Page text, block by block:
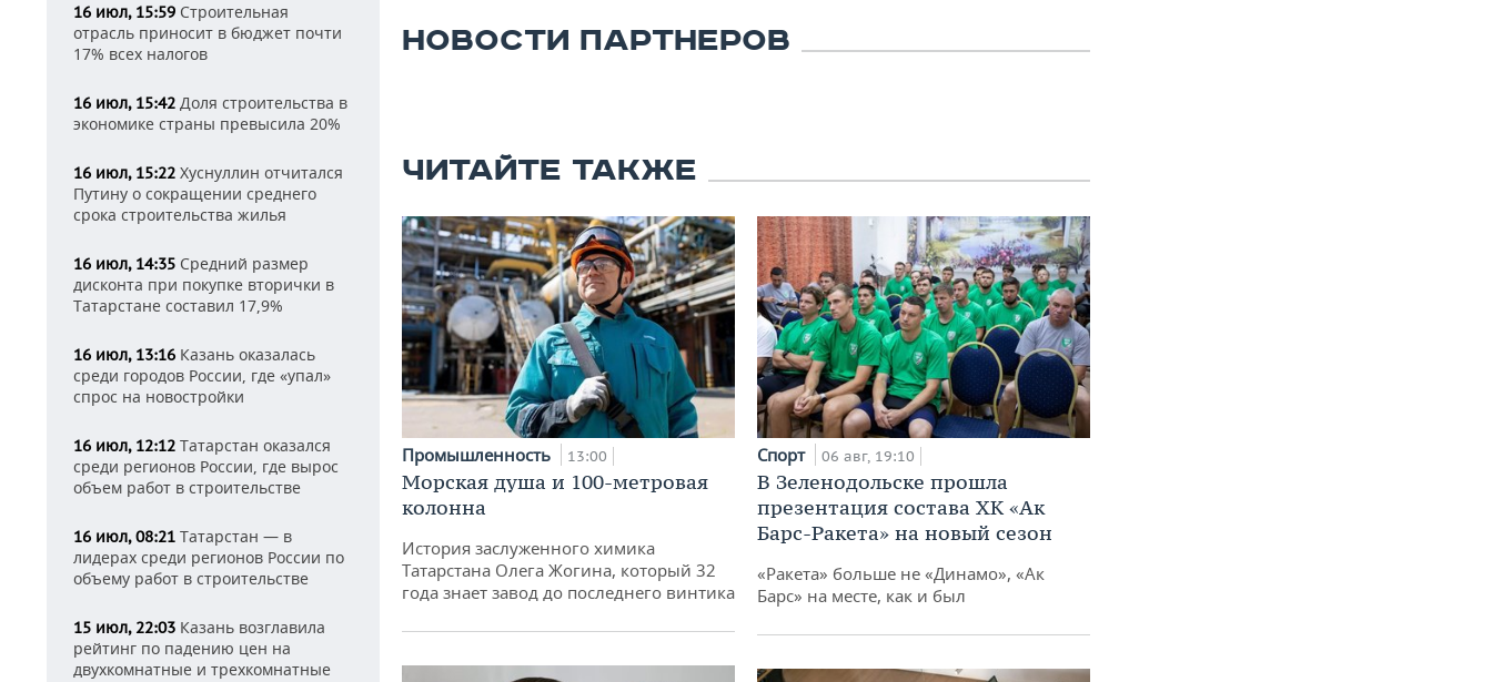
16 июл, 15:59 Строительная
отрасль приносит в бюджет почти
17% всех налогов
16 июл, 15:42 Доля строительства в
экономике страны превысила 20%
16 июл, 15:22 Хуснуллин отчитался
Путину о сокращении среднего
срока строительства жилья
16 июл, 14:35 Средний размер
дисконта при покупке вторички в
Татарстане составил 17,9%
16 июл, 13:16 Казань оказалась
среди городов России, где «упал»
спрос на новостройки
16 июл, 12:12 Татарстан оказался
среди регионов России, где вырос
объем работ в строительстве
16 июл, 08:21 Татарстан — в
лидерах среди регионов России по
объему работ в строительстве
15 июл, 22:03 Казань возглавила
рейтинг по падению цен на
двухкомнатные и трехкомнатные
НОВОСТИ ПАРТНЕРОВ
ЧИТАЙТЕ ТАКЖЕ
Промышленность 13:00
Морская душа и 100-метровая
колонна
История заслуженного химика
Татарстана Олега Жогина, который 32
года знает завод до последнего винтика
Спорт 06 авг, 19:10
В Зеленодольске прошла
презентация состава ХК «Ак
Барс-Ракета» на новый сезон
«Ракета» больше не «Динамо», «Ак
Барс» на месте, как и был